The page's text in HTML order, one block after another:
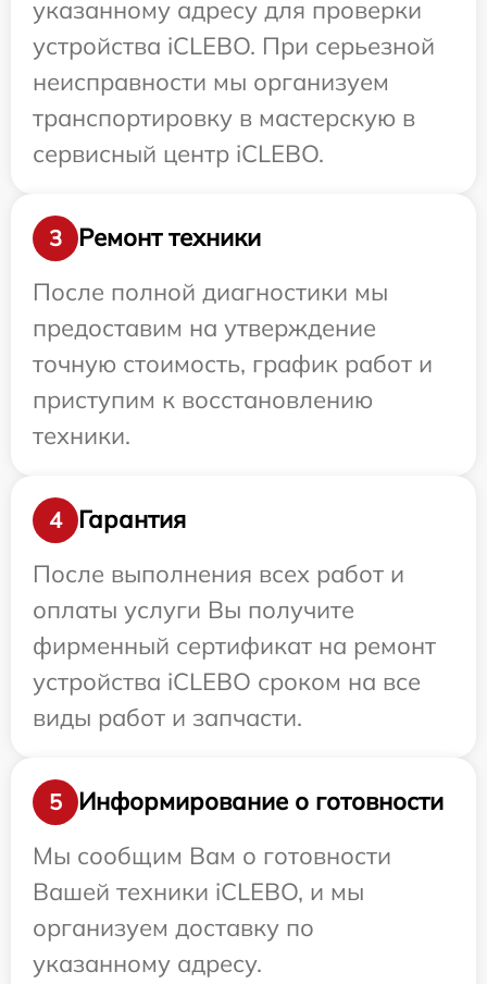
указанному адресу для проверки
устройства iCLEBO. При серьезной
неисправности мы организуем
транспортировку в мастерскую в
сервисный центр iCLEBO.
3
Ремонт техники
После полной диагностики мы
предоставим на утверждение
точную стоимость, график работ и
приступим к восстановлению
техники.
4
Гарантия
После выполнения всех работ и
оплаты услуги Вы получите
фирменный сертификат на ремонт
устройства iCLEBO сроком на все
виды работ и запчасти.
5
Информирование о готовности
Мы сообщим Вам о готовности
Вашей техники iCLEBO, и мы
организуем доставку по
указанному адресу.